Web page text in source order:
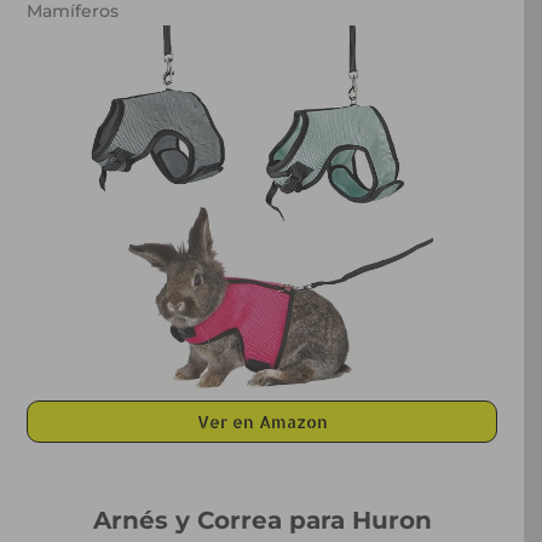
Mamíferos
Ver en Amazon
Arnés y Correa para Huron